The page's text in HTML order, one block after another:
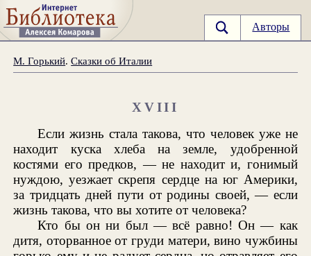
Авторы
М. Горький.Сказки об Италии
XVIII
Если жизнь стала такова, что человек уже не
находит куска хлеба на земле, удобренной
костями его предков, — не находит и, гонимый
нуждою, уезжает скрепя сердце на юг Америки,
за тридцать дней пути от родины своей, — если
жизнь такова, что вы хотите от человека?
Кто бы он ни был — всё равно! Он — как
дитя, оторванное от груди матери, вино чужбины